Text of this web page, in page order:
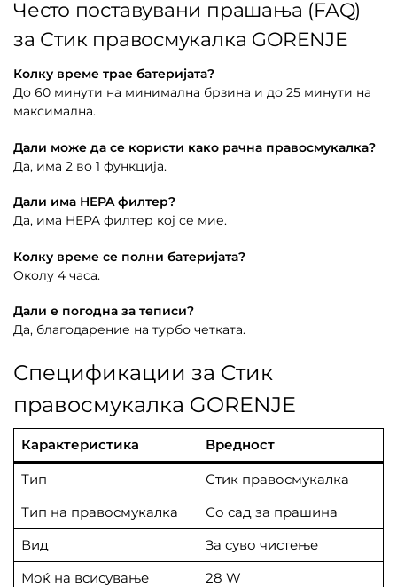
Често поставувани прашања (FAQ)
за Стик правосмукалка GORENJE
Колку време трае батеријата?
До 60 минути на минимална брзина и до 25 минути на
максимална.
Дали може да се користи како рачна правосмукалка?
Да, има 2 во 1 функција.
Дали има HEPA филтер?
Да, има HEPA филтер кој се мие.
Колку време се полни батеријата?
Околу 4 часа.
Дали е погодна за теписи?
Да, благодарение на турбо четката.
Спецификации за Стик
правосмукалка GORENJE
Карактеристика Вредност
Тип
Стик правосмукалка
Тип на правосмукалка
Со сад за прашина
Вид
За суво чистење
Моќ на всисување
28 W